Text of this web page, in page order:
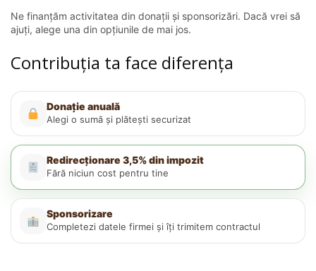
Ne finanțăm activitatea din donații și sponsorizări. Dacă vrei să
ajuți, alege una din opțiunile de mai jos.
Contribuția ta face diferența
Donație anuală
Alegi o sumă și plătești securizat
Redirecționare 3,5% din impozit
Fără niciun cost pentru tine
Sponsorizare
Completezi datele firmei și îți trimitem contractul